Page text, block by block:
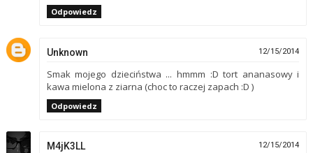
Odpowiedz
Unknown 12/15/2014
Smak mojego dzieciństwa ... hmmm :D tort ananasowy i
kawa mielona z ziarna (choc to raczej zapach :D )
Odpowiedz
M4jK3LL 12/15/2014